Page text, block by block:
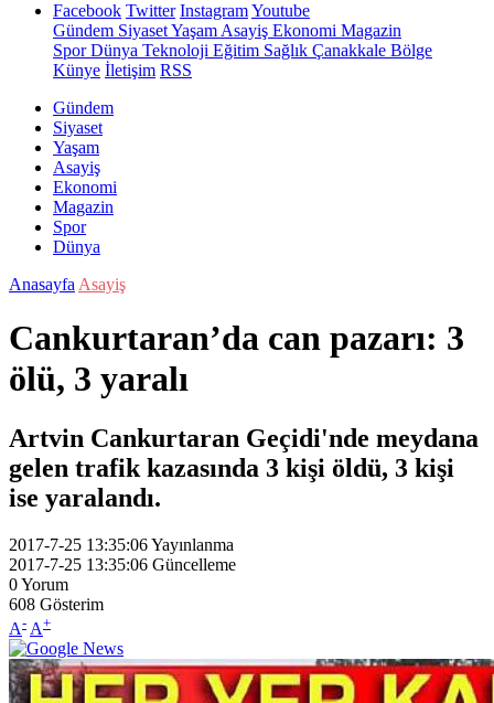
Facebook Twitter InstagramYoutube
Gündem SiyasetYaşam Asayiş Ekonomi Magazin
SporDünya Teknoloji Eğitim Sağlık Çanakkale Bölge
Künye İletişim RSS
Gündem
Siyaset
Yaşam
Asayiş
Ekonomi
Magazin
Spor
Dünya
Anasayfa Asayiş
Cankurtaran’da can pazarı: 3
ölü, 3 yaralı
Artvin Cankurtaran Geçidi'nde meydana
gelen trafik kazasında 3 kişi öldü, 3 kişi
ise yaralandı.
2017-7-25 13:35:06Yayınlanma
2017-7-25 13:35:06 Güncelleme
0Yorum
608 Gösterim
A- A+